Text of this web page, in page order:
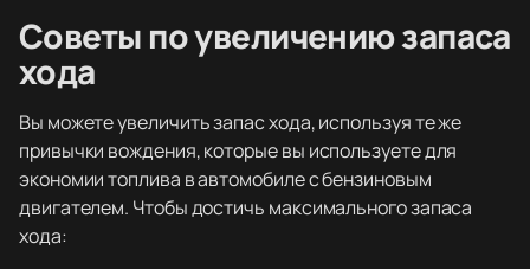
Советы по увеличению запаса
хода
Вы можете увеличить запас хода, используя те же
привычки вождения, которые вы используете для
экономии топлива в автомобиле с бензиновым
двигателем. Чтобы достичь максимального запаса
хода: